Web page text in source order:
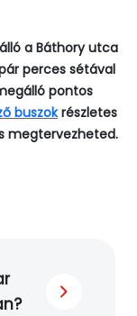
a Báthory utca
perces sétával
pontos
buszokrészletes
megtervezheted.